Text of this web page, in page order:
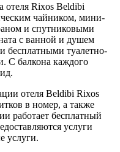
отеля Rixos Beldibi
чайником, мини-
и спутниковыми
с ванной и душем
бесплатными туалетно-
С балкона каждого
отеля Beldibi Rixos
в номер, а также
работает бесплатный
услуги
услуги.